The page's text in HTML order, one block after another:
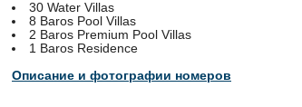
30 Water Villas
8 Baros Pool Villas
2 Baros Premium Pool Villas
1 Baros Residence
Описание и фотографии номеров